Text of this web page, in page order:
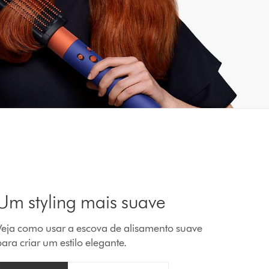
styling mais suave
como usar a escova de alisamento suave
criar um estilo elegante.